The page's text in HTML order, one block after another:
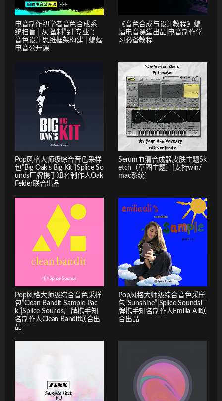
电音制作初学者音色合成系
统扫盲 | 从“塑料”到“专业”：
音色设计思维框架构建 | 蝙蝠
电音公开课
《音色合成与设计教程》蝙
蝠电音课堂出品|电音制作学
习必备教程
Pop风格大师级综合音色采样
包”Big Oak’s Big Kit”|Splice So
unds厂牌携手知名制作人Oak
Felder联合出品
Serum血清合成器皮肤主题Sk
etch（草图主题）[支持win/
mac系统]
Pop风格大师级综合音色采样
包”Clean Bandit Sample Pac
k”|Splice Sounds厂牌携手知
名制作人Clean Bandit联合出
品
Pop风格大师级综合音色采样
包”Sunshine”|Splice Sounds厂
牌携手知名制作人Emilia Ali联
合出品